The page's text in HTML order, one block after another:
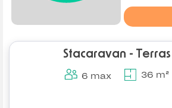
Stacaravan - Terras
6 max 36 m²